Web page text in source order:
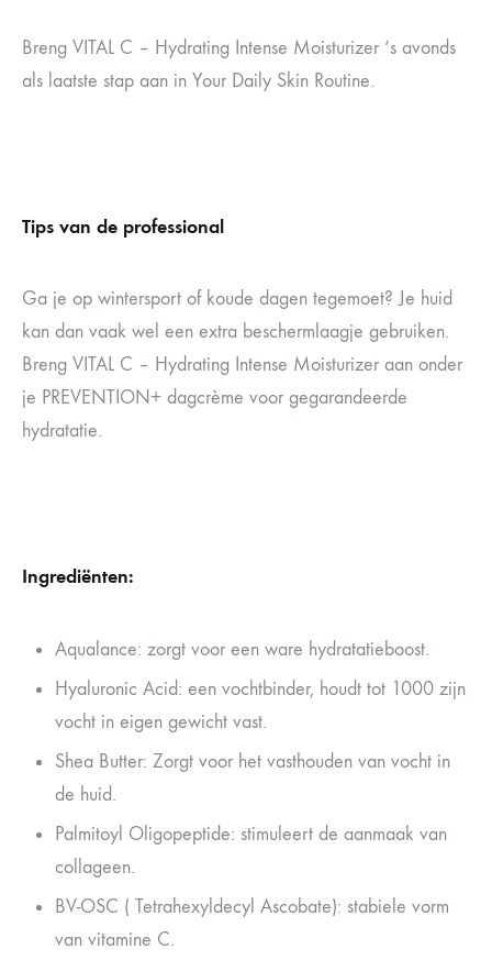
Breng VITAL C – Hydrating Intense Moisturizer ‘s avonds
als laatste stap aan in Your Daily Skin Routine.
Tips van de professional
Ga je op wintersport of koude dagen tegemoet? Je huid
kan dan vaak wel een extra beschermlaagje gebruiken.
Breng VITAL C – Hydrating Intense Moisturizer aan onder
je PREVENTION+ dagcrème voor gegarandeerde
hydratatie.
Ingrediënten:
Aqualance: zorgt voor een ware hydratatieboost.
Hyaluronic Acid: een vochtbinder, houdt tot 1000 zijn
vocht in eigen gewicht vast.
Shea Butter: Zorgt voor het vasthouden van vocht in
de huid.
Palmitoyl Oligopeptide: stimuleert de aanmaak van
collageen.
BV-OSC ( Tetrahexyldecyl Ascobate): stabiele vorm
van vitamine C.